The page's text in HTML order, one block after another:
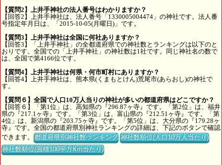
【質問2】上井手神社の法人番号はわかりますか？
【回答2】上井手神社は、法人番号「1330005004474」の神社です。法人番
号指定年月日は、「2015-10-05(月曜日)」です。
【質問3】上井手神社は全国に何社ありますか？
【回答3】「上井手神社」の全都道府県での神社数とランキングは以下のと
おりです。全国での「上井手神社」の神社数は1社です。同じ神社名の数で
は、全国で第4166位です。
【質問4】上井手神社は何県・何市町村にありますか？
【回答4】上井手神社は、熊本県(くまもとけん)荒尾市(あらおし)の神社で
す。
【質問６】全国で人口10万人当りの神社が多いの都道府県はどこですか？
【回答６】「第1位」は、高知県の『296.87ヶ寺』です。「第2位」は、福井
県の『217.1ヶ寺』です。「第3位」は、富山県の『212.51ヶ寺』です。「第
4位」は、新潟県の『203.75ヶ寺』です。「第5位」は、大分県の『179.28ヶ
寺』です。全国の都道府県別神社ランキングの詳細は、下記のボタンで確認
できます。都道府県別神社数ランキング 神社数順位(人口10万人当たり)
神社数順位(面積100平方Km当たり)